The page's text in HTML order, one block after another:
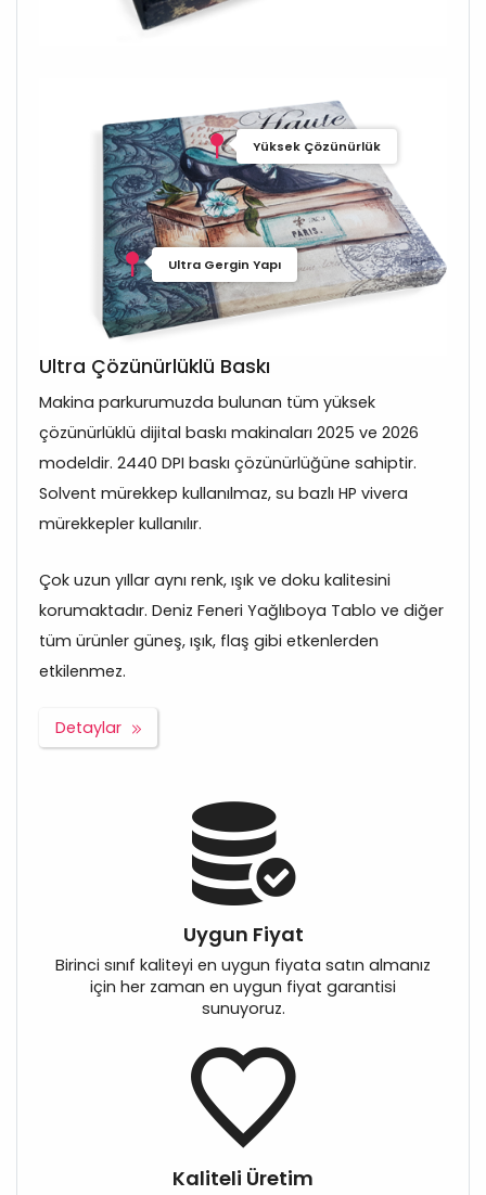
Yüksek Çözünürlük
Ultra Gergin Yapı
Ultra Çözünürlüklü Baskı
Makina parkurumuzda bulunan tüm yüksek
çözünürlüklü dijital baskı makinaları 2025 ve 2026
modeldir. 2440 DPI baskı çözünürlüğüne sahiptir.
Solvent mürekkep kullanılmaz, su bazlı HP vivera
mürekkepler kullanılır.
Çok uzun yıllar aynı renk, ışık ve doku kalitesini
korumaktadır. Deniz Feneri Yağlıboya Tablo ve diğer
tüm ürünler güneş, ışık, flaş gibi etkenlerden
etkilenmez.
Detaylar
Uygun Fiyat
Birinci sınıf kaliteyi en uygun fiyata satın almanız
için her zaman en uygun fiyat garantisi
sunuyoruz.
Kaliteli Üretim